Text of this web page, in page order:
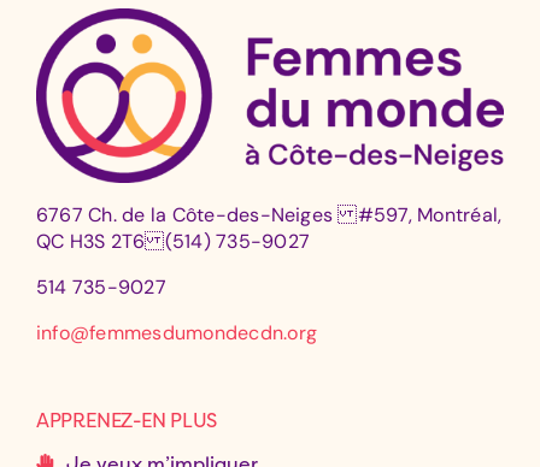
6767 Ch. de la Côte-des-Neiges #597, Montréal,
QC H3S 2T6 (514) 735-9027
514 735-9027
info@femmesdumondecdn.org
APPRENEZ-EN PLUS